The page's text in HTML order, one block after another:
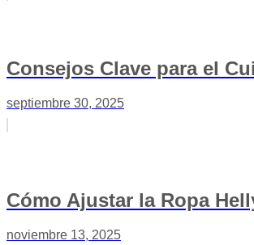
Consejos Clave para el
septiembre 30, 2025
Cómo Ajustar la Ropa
noviembre 13, 2025